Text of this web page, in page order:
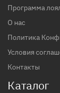
Программа
О нас
Политика
Условия
Контакты
Каталог